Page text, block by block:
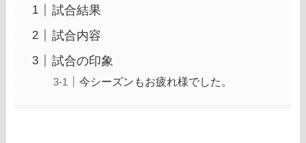
試合結果
試合内容
試合の印象
今シーズンもお疲れ様でした。